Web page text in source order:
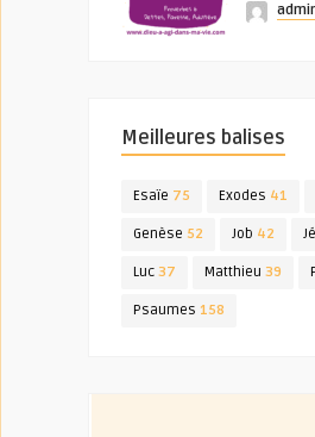
Meilleures balises
Esaïe 75 Exodes 41
Genèse 52 Job 42
Luc 37 Matthieu 39
Psaumes 158